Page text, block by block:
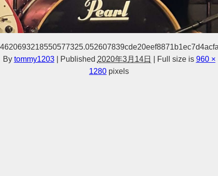
By tommy1203 Published 2020年3月14日 Full size is 960 ×
1280 pixels